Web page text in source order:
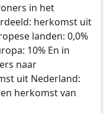
in het
herkomst uit
landen: 0,0%
10% En in
naar
uit Nederland:
herkomst van